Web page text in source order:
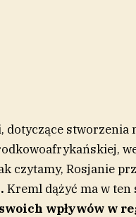
dotyczące stworzenia
czytamy, Rosjanie
Kreml dążyć ma w ten
wpływów w